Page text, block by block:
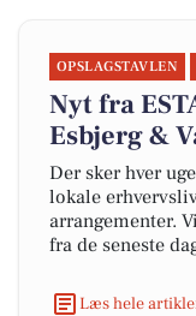
OPSLAGSTAVLEN
Nyt fra
Esbjerg &
Der sker hver
lokale
arrangementer.
fra de seneste
Læs hele